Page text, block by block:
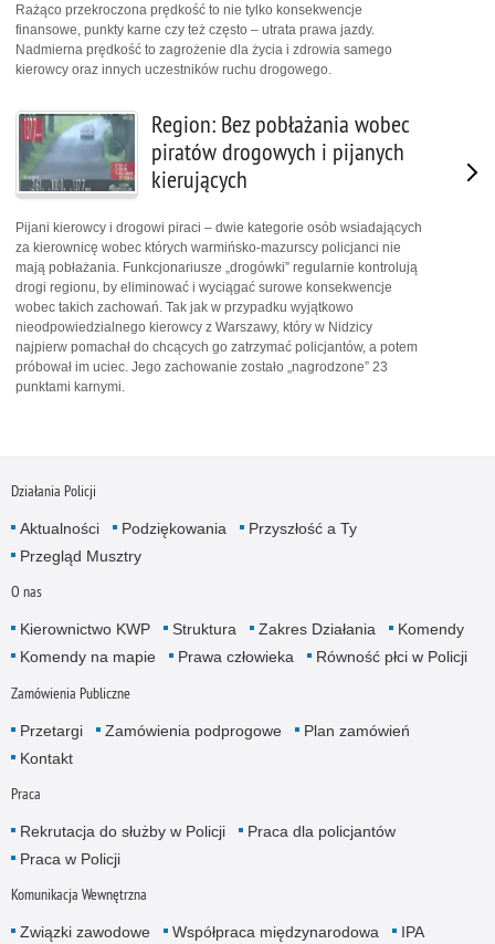
Rażąco przekroczona prędkość to nie tylko konsekwencje
finansowe, punkty karne czy też często – utrata prawa jazdy.
Nadmierna prędkość to zagrożenie dla życia i zdrowia samego
kierowcy oraz innych uczestników ruchu drogowego.
Region: Bez pobłażania wobec
piratów drogowych i pijanych
kierujących
Pijani kierowcy i drogowi piraci – dwie kategorie osób wsiadających
za kierownicę wobec których warmińsko-mazurscy policjanci nie
mają pobłażania. Funkcjonariusze „drogówki” regularnie kontrolują
drogi regionu, by eliminować i wyciągać surowe konsekwencje
wobec takich zachowań. Tak jak w przypadku wyjątkowo
nieodpowiedzialnego kierowcy z Warszawy, który w Nidzicy
najpierw pomachał do chcących go zatrzymać policjantów, a potem
próbował im uciec. Jego zachowanie zostało „nagrodzone” 23
punktami karnymi.
Działania Policji
Aktualności Podziękowania
Przyszłość a Ty
Przegląd Musztry
O nas
Kierownictwo KWP Struktura Zakres Działania
Komendy
Komendy na mapie
Prawa człowieka Równość płci w Policji
Zamówienia Publiczne
Przetargi Zamówienia podprogowe
Plan zamówień
Kontakt
Praca
Rekrutacja do służby w Policji
Praca dla policjantów
Praca w Policji
Komunikacja Wewnętrzna
Związki zawodowe Współpraca międzynarodowa
IPA